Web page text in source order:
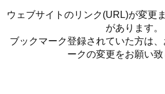
ウェブサイトのリンク(URL)が変更
があります。
ブックマーク登録されていた方は
ークの変更をお願い致